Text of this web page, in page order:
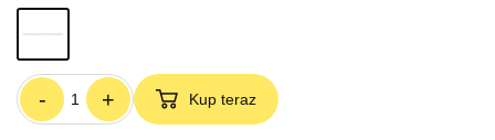
- + Kup teraz